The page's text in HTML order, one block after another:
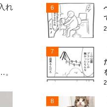
れ
6
7
8